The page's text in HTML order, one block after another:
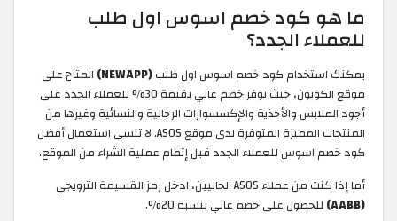
ما هو كود خصم اسوس اول طلب
للعملاء الجدد؟
يمكنك استخدام كود خصم اسوس اول طلب(NEWAPP)
المتاح على
موقع الكوبون، حيث يوفر خصم عالي بقيمة 30% للعملاء الجدد على
أجود الملابس والأحذية والإكسسوارات الرجالية والنسائية وغيرها من
المنتجات المميزة المتوفرة لدى موقع ASOS. لا تنسى استعمال أفضل
كود خصم اسوس للعملاء الجدد قبل إتمام عملية الشراء من الموقع.
أما إذا كنت من عملاء ASOS الحاليين، ادخل رمز القسيمة الترويجي
(AABB)
للحصول على خصم عالي بنسبة 20%.